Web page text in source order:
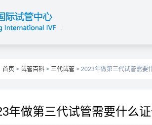
首页 > 试管百科 > 三代试管 > 2023年做第三代试管需要
年做第三代试管需要什么